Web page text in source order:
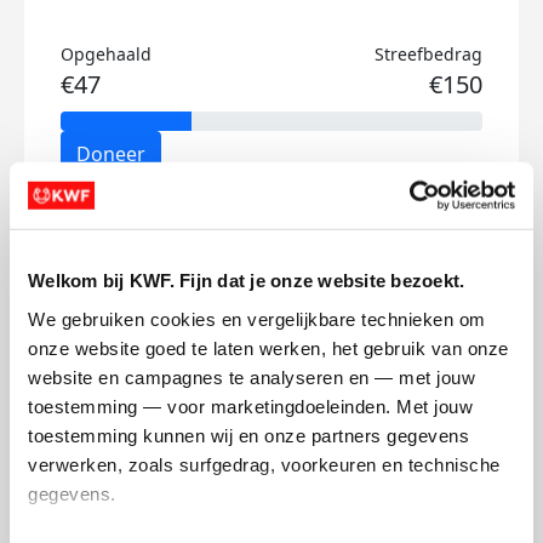
Welkom bij KWF. Fijn dat je onze website bezoekt.
We gebruiken cookies en vergelijkbare technieken om
onze website goed te laten werken, het gebruik van onze
website en campagnes te analyseren en — met jouw
toestemming — voor marketingdoeleinden. Met jouw
toestemming kunnen wij en onze partners gegevens
verwerken, zoals surfgedrag, voorkeuren en technische
gegevens.
Opgehaald
€47
Streefbedrag
€150
Doneer
Lauren's badges